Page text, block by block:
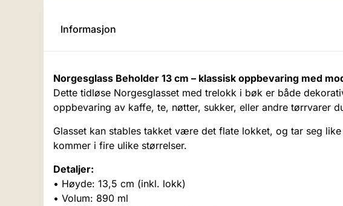
Informasjon
Norgesglass Beholder 13 cm – klassisk oppbevaring med
Dette tidløse Norgesglasset med trelokk i bøk er både
oppbevaring av kaffe, te, nøtter, sukker, eller andre tørrvarer
Glasset kan stables takket være det flate lokket, og tar seg
kommer i fire ulike størrelser.
Detaljer:
• Høyde: 13,5 cm (inkl. lokk)
• Volum: 890 ml